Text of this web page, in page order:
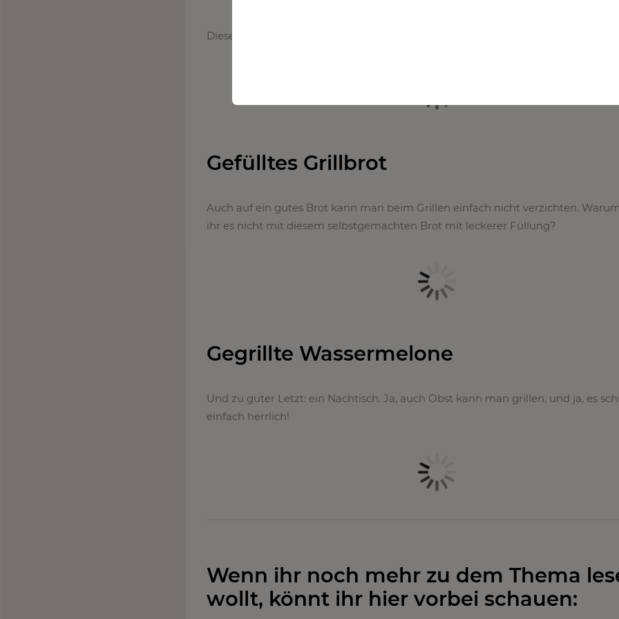
Diese Grill-Champignons mit Balsamico werden garantiert ein Hit!
Gefülltes Grillbrot
Auch auf ein gutes Brot kann man beim Grillen einfach nicht verzichten.
ihr es nicht mit diesem selbstgemachten Brot mit leckerer Füllung?
Gegrillte Wassermelone
Und zu guter Letzt: ein Nachtisch. Ja, auch Obst kann man grillen, und ja, es
einfach herrlich!
Wenn ihr noch mehr zu dem Thema
wollt, könnt ihr hier vorbei schauen: